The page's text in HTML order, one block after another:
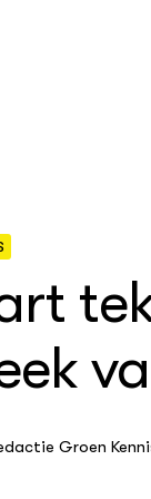
Wageningen
Groen